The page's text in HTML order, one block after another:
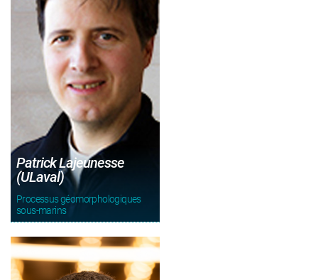
Patrick Lajeunesse
(ULaval)
Processus géomorphologiques
sous-marins